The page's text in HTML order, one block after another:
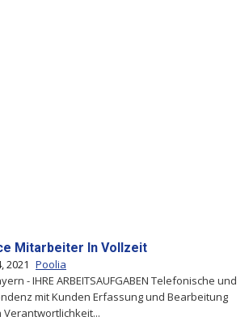
Mitarbeiter In Vollzeit
2021 Poolia
- IHRE ARBEITSAUFGABEN Telefonische und
mit Kunden Erfassung und Bearbeitung